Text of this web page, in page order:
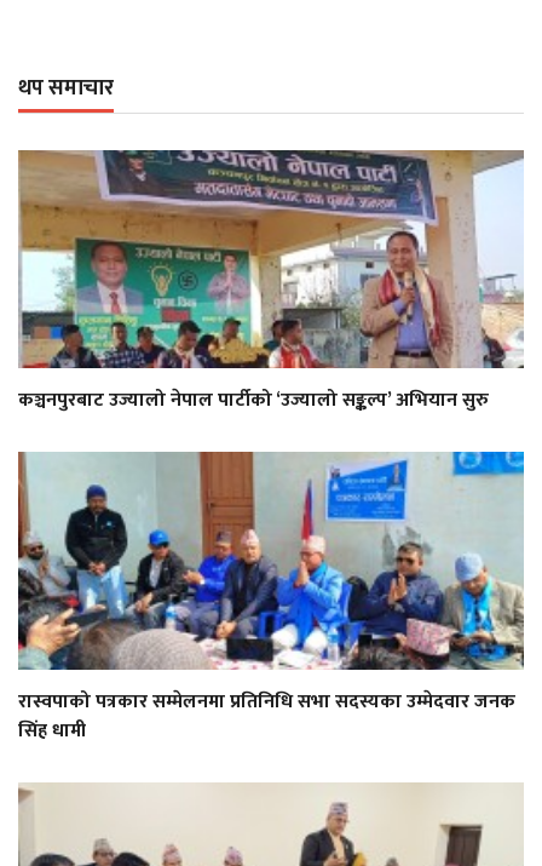
थप समाचार
कञ्चनपुरबाट उज्यालो नेपाल पार्टीको ‘उज्यालो सङ्कल्प’ अभियान सुरु
रास्वपाको पत्रकार सम्मेलनमा प्रतिनिधि सभा सदस्यका उम्मेदवार जनक
सिंह धामी